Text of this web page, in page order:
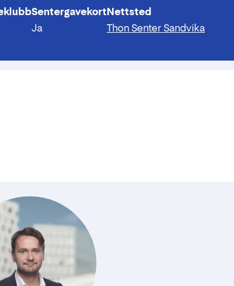
Sentergavekort
Ja
Nettsted
Thon Senter Sandvika